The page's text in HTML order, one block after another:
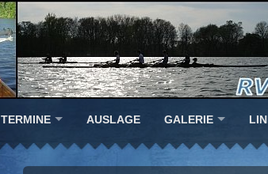
TERMINE AUSLAGE GALERIE